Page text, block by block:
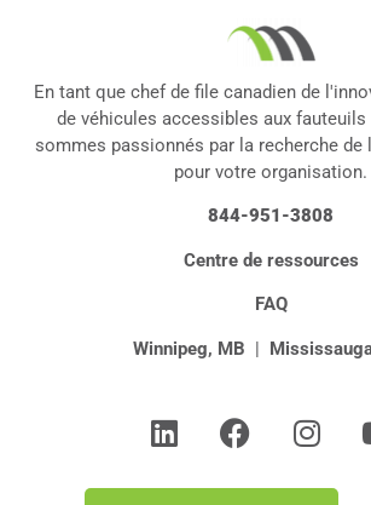
En tant que chef de file canadien de
de véhicules accessibles aux
sommes passionnés par la recherche de
pour votre organisation.
844-951-3808
Centre de ressources
FAQ
Winnipeg, MB |